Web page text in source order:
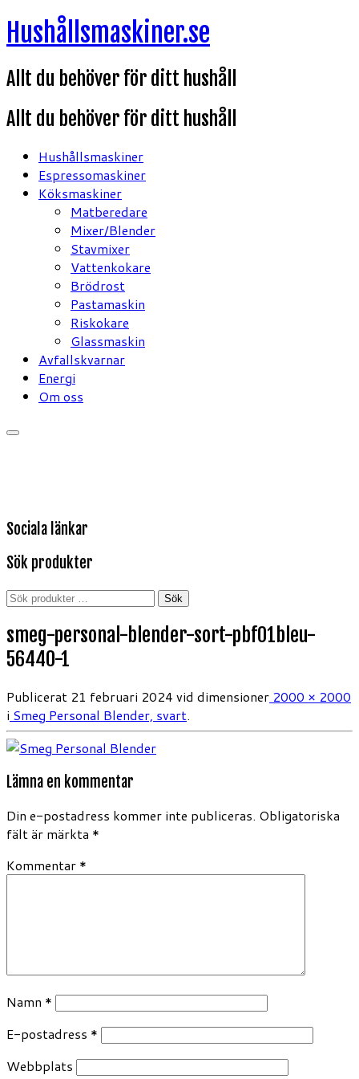
Hoppa
till
Hushållsmaskiner.se
Allt du behöver för ditt hushåll
Allt du behöver för ditt hushåll
Hushållsmaskiner
Espressomaskiner
Köksmaskiner
Matberedare
Mixer/Blender
Stavmixer
Vattenkokare
Brödrost
Pastamaskin
Riskokare
Glassmaskin
Avfallskvarnar
Energi
Om oss
Sociala länkar
Sök produkter
Sök
Sök
smeg-personal-blender-sort-pbf01bleu-
56440-1
Publicerat 21 februari 2024 vid dimensioner 2000 × 2000
i Smeg Personal Blender, svart.
Lämna en kommentar
Din e-postadress kommer inte publiceras. Obligatoriska
fält är märkta *
Kommentar *
Namn *
E-postadress *
Webbplats